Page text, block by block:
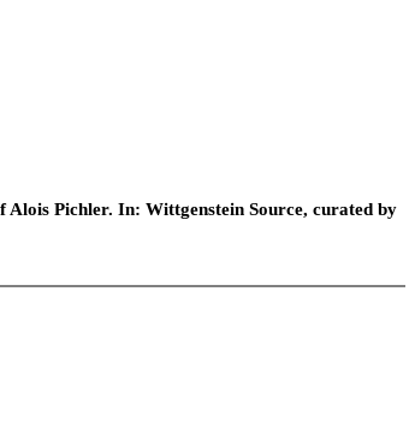
Pichler. In: Wittgenstein Source, curated by